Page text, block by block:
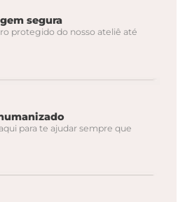
segura
protegido do nosso ateliê até
para te ajudar sempre que